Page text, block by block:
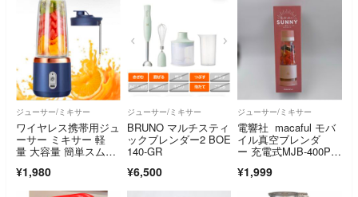
ジューサー/ミキサー
ワイヤレス携帯用ジュ
ーサー ミキサー 軽
量 大容量 簡単スムー
¥1,980
ジューサー/ミキサー
BRUNO マルチスティ
ックブレンダー2 BOE
140-GR
¥6,500
ジューサー/ミキサー
電響社 macaful モバ
イル真空ブレンダ
ー 充電式MJB-400P-P
¥1,999